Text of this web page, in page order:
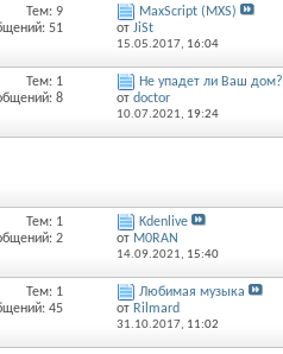
Тем: 9
51
MaxScript (MXS)
от JiSt
15.05.2017, 16:04
Тем: 1
8
Не упадет ли Ваш дом?
от doctor
10.07.2021, 19:24
Тем: 1
2
Kdenlive
от M0RAN
14.09.2021, 15:40
Тем: 1
45
Любимая музыка
от Rilmard
31.10.2017, 11:02